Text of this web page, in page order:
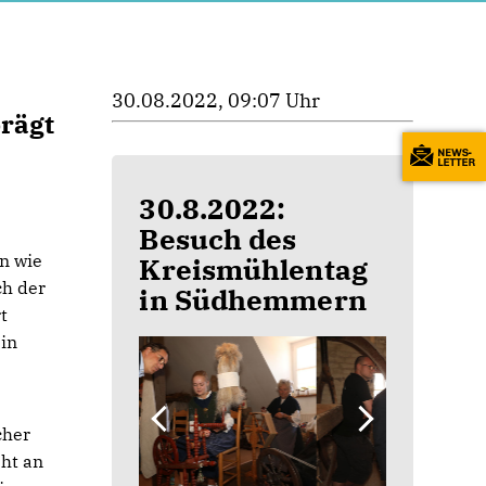
wie
der
an
30.08.2022, 09:07 Uhr
30.8.2022:
Besuch des
Kreismühlentag
in Südhemmern